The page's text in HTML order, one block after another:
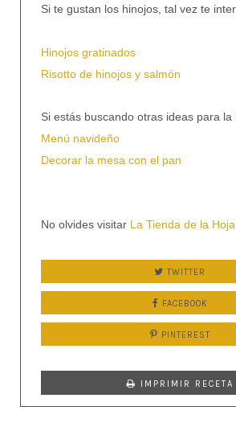
Si te gustan los hinojos, tal vez te
Hinojos gratinados
Risotto de hinojos y salmón
Si estás buscando otras ideas para la
Menú navideño
Decorar la mesa con el pan
No olvides visitar La Tienda de la Hoja
TWITTER
FACEBOOK
PINTEREST
IMPRIMIR RECETA